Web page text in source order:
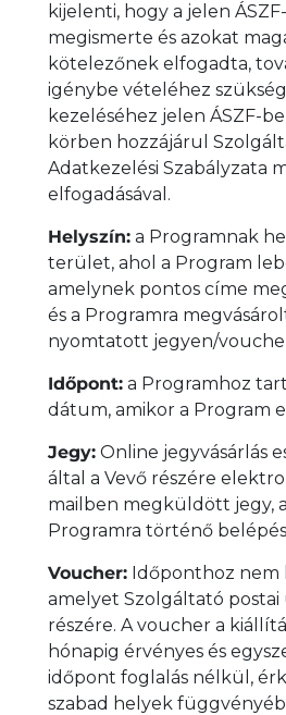
kijelenti, hogy a jelen
megismerte és azokat
kötelezőnek elfogadta,
igénybe vételéhez
kezeléséhez jelen ÁSZF-
körben hozzájárul
Adatkezelési Szabályzata
elfogadásával.
Helyszín: a Programnak
terület, ahol a Program
amelynek pontos címe
és a Programra
nyomtatott jegyen/
Időpont: a Programhoz
dátum, amikor a Program
Jegy: Online jegyvásárlás
által a Vevő részére
mailben megküldött jegy,
Programra történő
Voucher: Időponthoz nem
amelyet Szolgáltató
részére. A voucher a
hónapig érvényes és
időpont foglalás nélkül,
szabad helyek